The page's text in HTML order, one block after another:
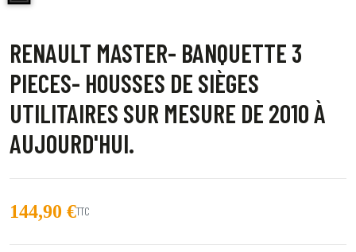
RENAULT MASTER- BANQUETTE 3
PIECES- HOUSSES DE SIÈGES
UTILITAIRES SUR MESURE DE 2010 À
AUJOURD'HUI.
144,90 €TTC